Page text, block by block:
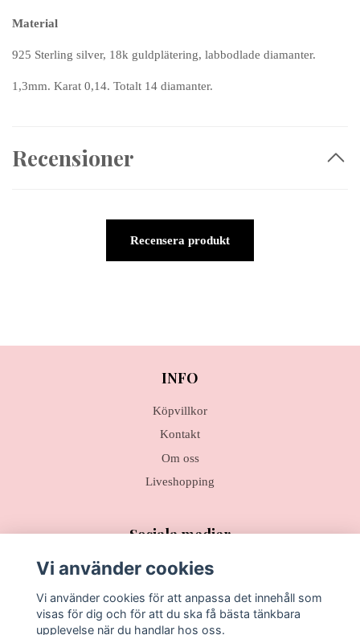
Material
925 Sterling silver, 18k guldplätering, labbodlade diamanter.
1,3mm. Karat 0,14. Totalt 14 diamanter.
Recensioner
Recensera produkt
INFO
Köpvillkor
Kontakt
Om oss
Liveshopping
Sociala medier
Prenumerera på vårt nyhetsbrev
Vi använder cookies
Vi använder cookies för att anpassa det innehåll som
visas för dig och för att du ska få bästa tänkbara
upplevelse när du handlar hos oss.